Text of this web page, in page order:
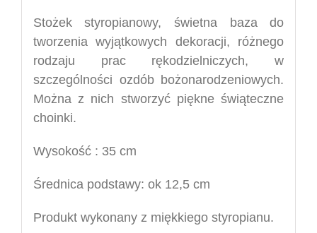
Stożek styropianowy, świetna baza do
tworzenia wyjątkowych dekoracji, różnego
rodzaju prac rękodzielniczych, w
szczególności ozdób bożonarodzeniowych.
Można z nich stworzyć piękne świąteczne
choinki.
Wysokość : 35 cm
Średnica podstawy: ok 12,5 cm
Produkt wykonany z miękkiego styropianu.